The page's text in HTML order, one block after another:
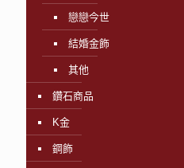
戀戀今世
結婚金飾
其他
鑽石商品
K金
鋼飾